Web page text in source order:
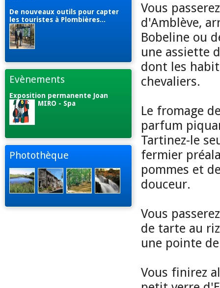
De nouveaux outils pour capter
les touristes à Plombières...
Evènements
Exposition permanente Joan
MIRO - Spa
Photothèque
Vous
d'Amblève,
Bobeline ou
une assiette
dont les
chevaliers.
Le fromage
parfum
Tartinez-le
fermier
pommes et
douceur.
Vous
de tarte au
une pointe
Vous finirez